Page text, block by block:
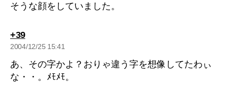
そうな顔をしていました。
+39の
発
2004/12/25 15:41
あ、その字かよ？おりゃ違う字を想像してたわぃ
な・・。ﾒﾓﾒﾓ。